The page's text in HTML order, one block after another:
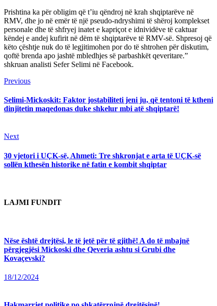
Prishtina ka për obligim që t’iu qëndroj në krah shqiptarëve në
RMV, dhe jo në emër të një pseudo-ndryshimi të shëroj komplekset
personale dhe të shfryej inatet e kapriçot e idnividëve të caktuar
këndej e andej kufirit në dëm të shqiptarëve të RMV-së. Shpresoj që
këto çështje nuk do të legjitimohen por do të shtrohen për diskutim,
qoftë brenda apo jashtë mbledhjes së parbashkët qeveritare.”
shkruan analisti Sefer Selimi në Facebook.
Continue
Reading
PreviousPrevious
Selimi-Mickoskit: Faktor jostabiliteti jeni ju, që tentoni të ktheni
dinjitetin maqedonas duke shkelur mbi atë shqiptarë!
NextNext
30 vjetori i UÇK-së, Ahmeti: Tre shkronjat e arta të UÇK-së
sollën kthesën historike në fatin e kombit shqiptar
LAJMI FUNDIT
Nëse është drejtësi, le të jetë për të gjithë! A do të mbajnë
përgjegjësi Mickoski dhe Qeveria ashtu si Grubi dhe
Kovaçevski?
18/12/2024